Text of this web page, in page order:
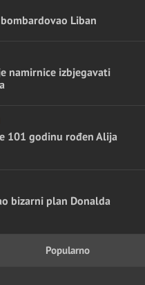
Liban
namirnice izbjegavati
101 godinu rođen Alija
bizarni plan Donalda
Popularno